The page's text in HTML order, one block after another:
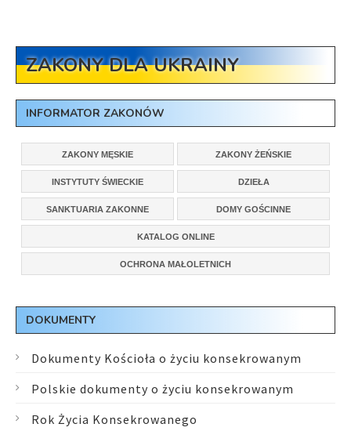
ZAKONY DLA UKRAINY
INFORMATOR ZAKONÓW
ZAKONY MĘSKIE ZAKONY ŻEŃSKIE
INSTYTUTY ŚWIECKIE DZIEŁA
SANKTUARIA ZAKONNE DOMY GOŚCINNE
KATALOG ONLINE
OCHRONA MAŁOLETNICH
DOKUMENTY
Dokumenty Kościoła o życiu konsekrowanym
Polskie dokumenty o życiu konsekrowanym
Rok Życia Konsekrowanego